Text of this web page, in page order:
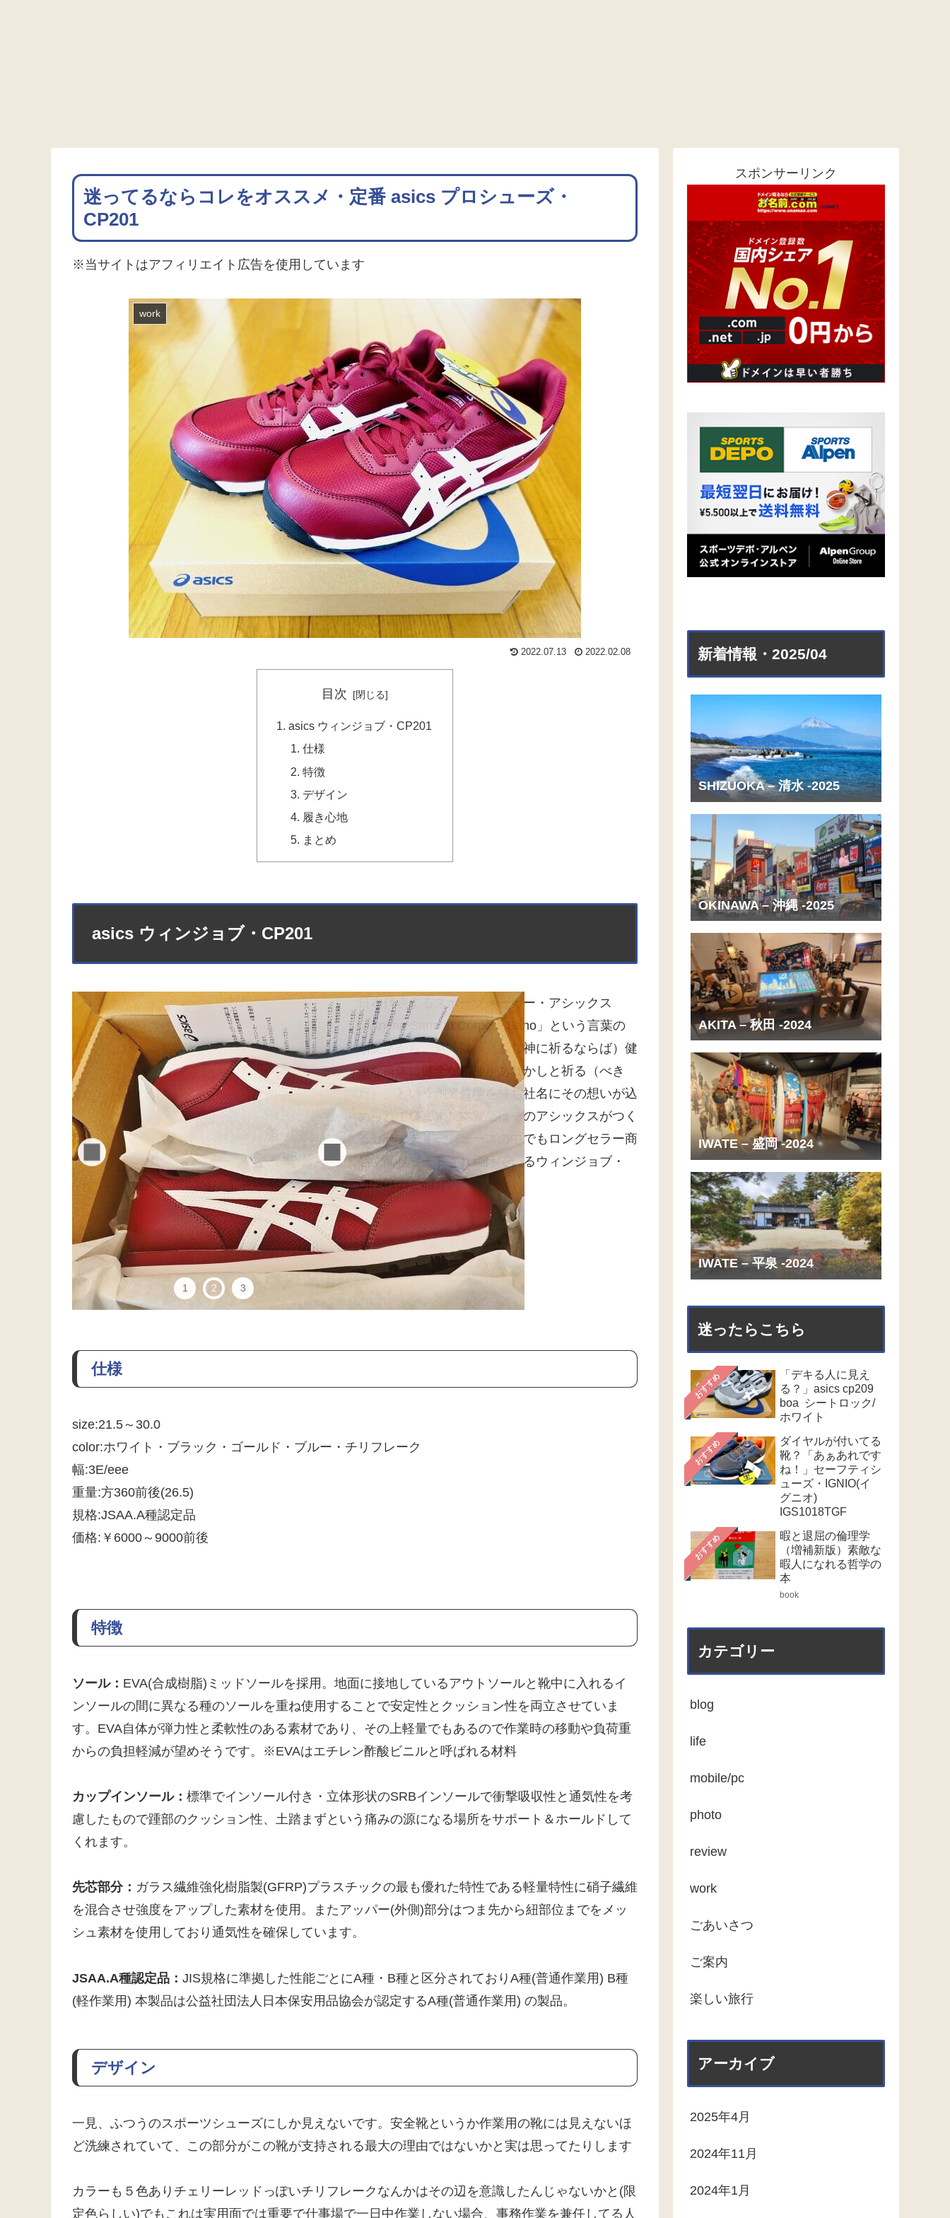
迷ってるならコレをオススメ・定番 asics プロシューズ・
CP201
※当サイトはアフィリエイト広告を使用しています
work
2022.07.13 2022.02.08
目次
asics ウィンジョブ・CP201
仕様
特徴
デザイン
履き心地
まとめ
asics ウィンジョブ・CP201
1 2 3
日本代表するスポーツメーカー・アシックス
「Anima Sana In Corpore Sano」という言葉の
頭文字から。意味は「（もし神に祈るならば）健
全な身体に健全な精神があれかしと祈る（べき
だ）」という創業哲学を持ち社名にその想いが込
められています。本製品はそのアシックスがつく
るセーフティーシューズの中でもロングセラー商
品で高リピートされ続けているウィンジョブ・
CP201のご紹介。
仕様
size:21.5～30.0
color:ホワイト・ブラック・ゴールド・ブルー・チリフレーク
幅:3E/eee
重量:方360前後(26.5)
規格:JSAA.A種認定品
価格:￥6000～9000前後
特徴
ソール： EVA(合成樹脂)ミッドソールを採用。地面に接地しているアウトソールと靴中に入れるイ
ンソールの間に異なる種のソールを重ね使用することで安定性とクッション性を両立させていま
す。EVA自体が弾力性と柔軟性のある素材であり、その上軽量でもあるので作業時の移動や負荷重
からの負担軽減が望めそうです。※EVAはエチレン酢酸ビニルと呼ばれる材料
カップインソール： 標準でインソール付き・立体形状のSRBインソールで衝撃吸収性と通気性を考
慮したもので踵部のクッション性、土踏まずという痛みの源になる場所をサポート＆ホールドして
くれます。
先芯部分： ガラス繊維強化樹脂製(GFRP)プラスチックの最も優れた特性である軽量特性に硝子繊維
を混合させ強度をアップした素材を使用。またアッパー(外側)部分はつま先から紐部位までをメッ
シュ素材を使用しており通気性を確保しています。
JSAA.A種認定品： JIS規格に準拠した性能ごとにA種・B種と区分されておりA種(普通作業用) B種
(軽作業用) 本製品は公益社団法人日本保安用品協会が認定するA種(普通作業用) の製品。
デザイン
一見、ふつうのスポーツシューズにしか見えないです。安全靴というか作業用の靴には見えないほ
ど洗練されていて、この部分がこの靴が支持される最大の理由ではないかと実は思ってたりします
カラーも５色ありチェリーレッドっぽいチリフレークなんかはその辺を意識したんじゃないかと(限
定色らしい)でもこれは実用面では重要で仕事場で一日中作業しない場合、事務作業を兼任してる人
スポンサーリンク
新着情報・2025/04
SHIZUOKA – 清水 -2025
OKINAWA – 沖縄 -2025
AKITA – 秋田 -2024
IWATE – 盛岡 -2024
IWATE – 平泉 -2024
迷ったらこちら
おすすめ
「デキる人に見え
る？」asics cp209
boa シートロック/
ホワイト
おすすめ
ダイヤルが付いてる
靴？「あぁあれです
ね！」セーフティシ
ューズ・IGNIO(イ
グニオ)
IGS1018TGF
おすすめ
暇と退屈の倫理学
（増補新版）素敵な
暇人になれる哲学の
本
book
カテゴリー
blog
life
mobile/pc
photo
review
work
ごあいさつ
ご案内
楽しい旅行
アーカイブ
2025年4月
2024年11月
2024年1月